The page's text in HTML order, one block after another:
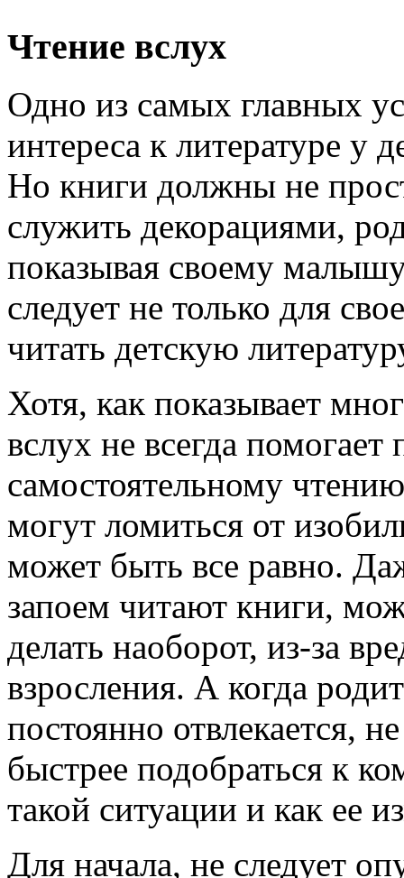
Чтение вслух
Одно из самых главных
интереса к литературе у
Но книги должны не
служить декорациями,
показывая своему
следует не только для
читать детскую
Хотя, как показывает
вслух не всегда
самостоятельному
могут ломиться от
может быть все равно.
запоем читают книги,
делать наоборот, из-за
взросления. А когда
постоянно отвлекается,
быстрее подобраться к
такой ситуации и как ее
Для начала, не следует